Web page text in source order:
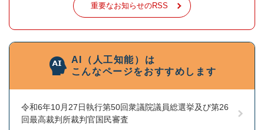
重要なお知らせのRSS
AI（人工知能）は
こんなページをおすすめします
令和6年10月27日執行第50回衆議院議員総選挙及び第26
回最高裁判所裁判官国民審査